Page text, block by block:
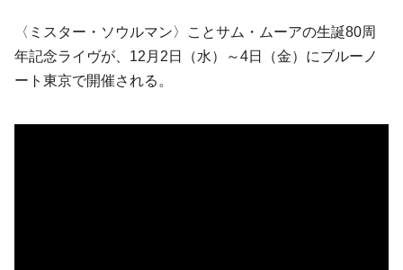
〈ミスター・ソウルマン〉ことサム・ムーアの生誕80周
年記念ライヴが、12月2日（水）～4日（金）にブルーノ
ート東京で開催される。